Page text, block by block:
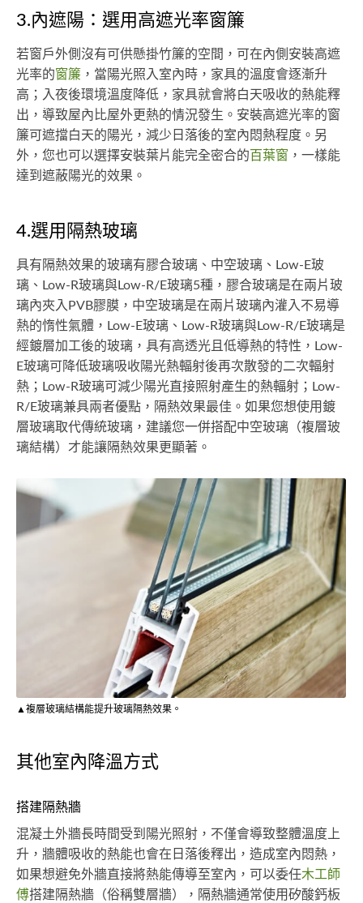
3.內遮陽：選用高遮光率窗簾
若窗戶外側沒有可供懸掛竹簾的空間，可在內側安裝高遮
光率的窗簾 ，當陽光照入室內時，家具的溫度會逐漸升
高；入夜後環境溫度降低，家具就會將白天吸收的熱能釋
出，導致屋內比屋外更熱的情況發生。安裝高遮光率的窗
簾可遮擋白天的陽光，減少日落後的室內悶熱程度。另
外，您也可以選擇安裝葉片能完全密合的百葉窗 ，一樣能
達到遮蔽陽光的效果。
4.選用隔熱玻璃
具有隔熱效果的玻璃有膠合玻璃、中空玻璃、Low-E玻
璃、Low-R玻璃與Low-R/E玻璃5種，膠合玻璃是在兩片玻
璃內夾入PVB膠膜，中空玻璃是在兩片玻璃內灌入不易導
熱的惰性氣體，Low-E玻璃、Low-R玻璃與Low-R/E玻璃是
經鍍層加工後的玻璃，具有高透光且低導熱的特性，Low-
E玻璃可降低玻璃吸收陽光熱輻射後再次散發的二次輻射
熱；Low-R玻璃可減少陽光直接照射產生的熱輻射；Low-
R/E玻璃兼具兩者優點，隔熱效果最佳。如果您想使用鍍
層玻璃取代傳統玻璃，建議您一併搭配中空玻璃（複層玻
璃結構）才能讓隔熱效果更顯著。
▲複層玻璃結構能提升玻璃隔熱效果。
其他室內降溫方式
搭建隔熱牆
混凝土外牆長時間受到陽光照射，不僅會導致整體溫度上
升，牆體吸收的熱能也會在日落後釋出，造成室內悶熱，
如果想避免外牆直接將熱能傳導至室內，可以委任木工師
傅搭建隔熱牆（俗稱雙層牆），隔熱牆通常使用矽酸鈣板